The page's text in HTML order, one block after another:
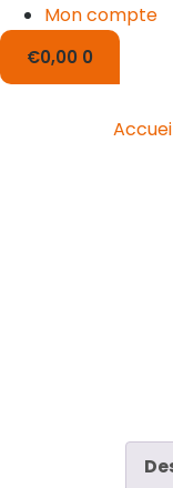
Mon compte
€0,00 0